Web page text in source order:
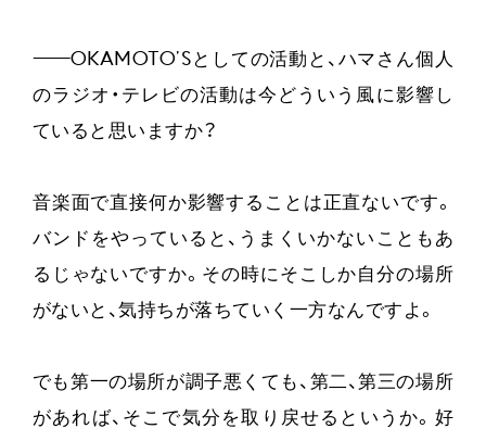
——OKAMOTO’Sとしての活動と、ハマさん個人
のラジオ・テレビの活動は今どういう風に影響し
ていると思いますか？
音楽面で直接何か影響することは正直ないです。
バンドをやっていると、うまくいかないこともあ
るじゃないですか。その時にそこしか自分の場所
がないと、気持ちが落ちていく一方なんですよ。
でも第一の場所が調子悪くても、第二、第三の場所
があれば、そこで気分を取り戻せるというか。好